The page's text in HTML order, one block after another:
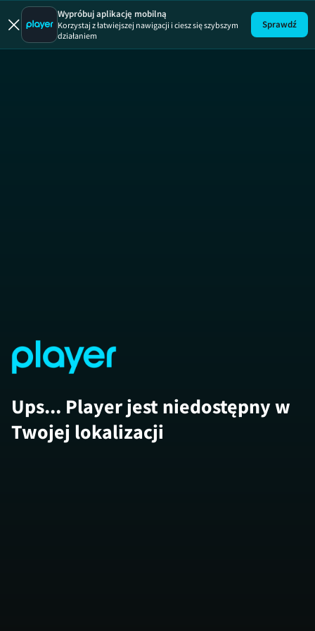
Uwaga!
Wypróbuj aplikację mobilną
Korzystaj z łatwiejszej nawigacji i ciesz się szybszym
działaniem
Sprawdź
Ups... Player jest niedostępny w
Twojej lokalizacji